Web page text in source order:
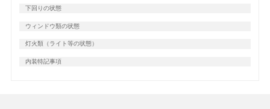
下回りの状態
ウィンドウ類の状態
灯火類（ライト等の状態）
内装特記事項